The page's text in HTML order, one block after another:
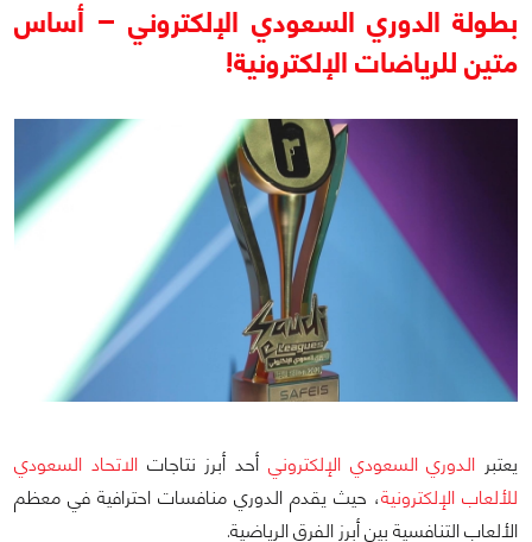
بطولة الدوري السعودي الإلكتروني – أساس
متين للرياضات الإلكترونية!
يعتبر الدوري السعودي الإلكتروني أحد أبرز نتاجاتالاتحاد السعودي
للألعاب الإلكترونية، حيث يقدم الدوري منافسات احترافية في معظم
الألعاب التنافسية بين أبرز الفرق الرياضية.